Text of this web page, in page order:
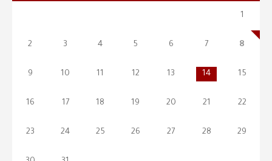
1
2 3 4 5 6 7 8
9 10 11 12 13 14 15
16 17 18 19 20 21 22
23 24 25 26 27 28 29